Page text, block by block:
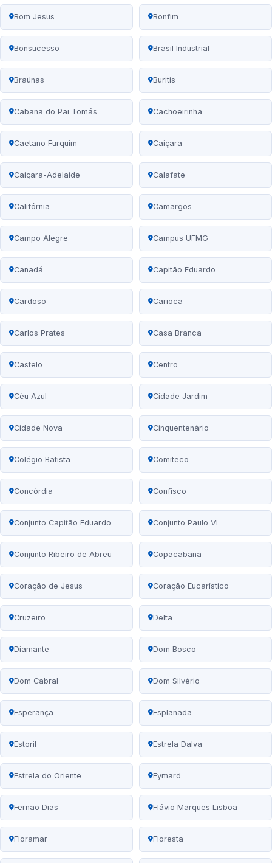
Bom Jesus Bonfim
Bonsucesso Brasil Industrial
Braúnas Buritis
Cabana do Pai Tomás Cachoeirinha
Caetano Furquim Caiçara
Caiçara-Adelaide Calafate
Califórnia Camargos
Campo Alegre Campus UFMG
Canadá Capitão Eduardo
Cardoso Carioca
Carlos Prates Casa Branca
Castelo Centro
Céu Azul Cidade Jardim
Cidade Nova Cinquentenário
Colégio Batista Comiteco
Concórdia Confisco
Conjunto Capitão Eduardo Conjunto Paulo VI
Conjunto Ribeiro de Abreu Copacabana
Coração de Jesus Coração Eucarístico
Cruzeiro Delta
Diamante Dom Bosco
Dom Cabral Dom Silvério
Esperança Esplanada
Estoril Estrela Dalva
Estrela do Oriente Eymard
Fernão Dias Flávio Marques Lisboa
Floramar Floresta